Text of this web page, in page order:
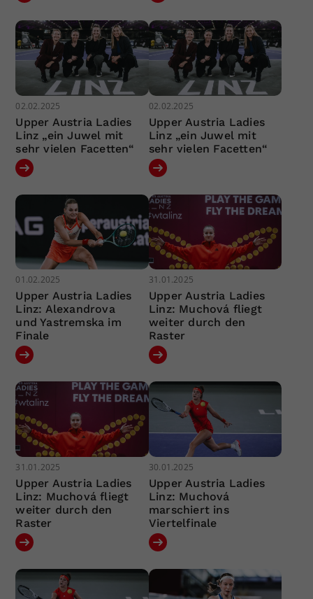
02.02.2025
Upper Austria Ladies
Linz „ein Juwel mit
sehr vielen Facetten“
02.02.2025
Upper Austria Ladies
Linz „ein Juwel mit
sehr vielen Facetten“
01.02.2025
Upper Austria Ladies
Linz: Alexandrova
und Yastremska im
Finale
31.01.2025
Upper Austria Ladies
Linz: Muchová fliegt
weiter durch den
Raster
31.01.2025
Upper Austria Ladies
Linz: Muchová fliegt
weiter durch den
Raster
30.01.2025
Upper Austria Ladies
Linz: Muchová
marschiert ins
Viertelfinale